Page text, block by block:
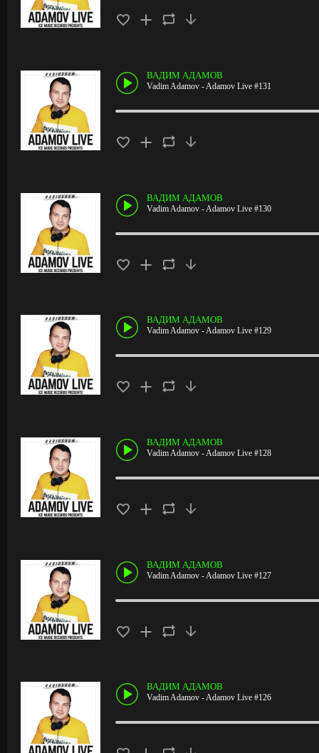
ВАДИМ АДАМОВ
Vadim Adamov - Adamov Live #131
ВАДИМ АДАМОВ
Vadim Adamov - Adamov Live #130
ВАДИМ АДАМОВ
Vadim Adamov - Adamov Live #129
ВАДИМ АДАМОВ
Vadim Adamov - Adamov Live #128
ВАДИМ АДАМОВ
Vadim Adamov - Adamov Live #127
ВАДИМ АДАМОВ
Vadim Adamov - Adamov Live #126